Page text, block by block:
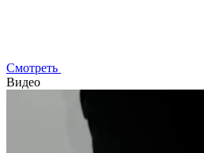
Смотреть
Видео